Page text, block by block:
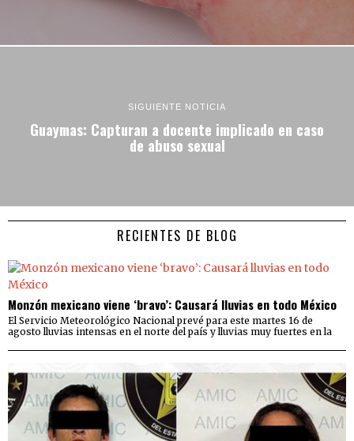
SIGUIENTE NOTICIA
Guaymas: Capturan a docente implicado en caso
de abuso sexual
RECIENTES DE BLOG
Monzón mexicano viene ‘bravo’: Causará lluvias en todo México
El Servicio Meteorológico Nacional prevé para este martes 16 de
agosto lluvias intensas en el norte del país y lluvias muy fuertes en la